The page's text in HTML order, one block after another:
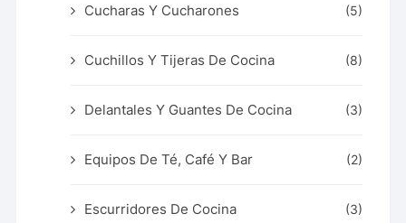
Cucharas Y Cucharones (5)
Cuchillos Y Tijeras De Cocina (8)
Delantales Y Guantes De Cocina (3)
Equipos De Té, Café Y Bar (2)
Escurridores De Cocina (3)